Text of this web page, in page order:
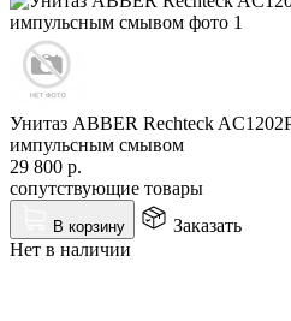
Унитаз ABBER Rechteck
импульсным смывом
29 800 р.
сопутствующие товары
В корзину
Заказать
Нет в наличии